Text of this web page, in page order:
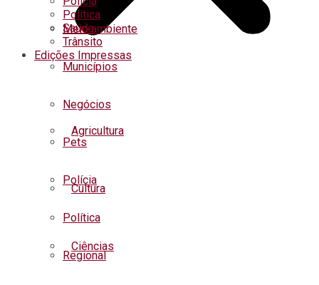
Agricultura
Cultura
Ciências
Meio ambiente
Municípios
Negócios
Pets
Polícia
Política
Regional
Política
Saúde
Trânsito
Edições Impressas